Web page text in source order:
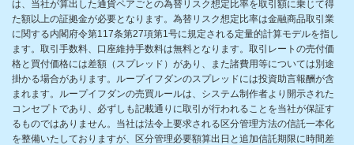
は、当社が算出した通貨ペアごとの為替リスク想定比率を取引額に乗じて得
た額以上の証拠金が必要となります。為替リスク想定比率は金融商品取引業
に関する内閣府令第117条第27項第1号に規定される定量的計算モデルを指し
ます。取引手数料、口座維持手数料は無料となります。取引レートの売付価
格と買付価格には差額（スプレッド）があり、また諸費用等については別途
掛かる場合があります。ループイフダンのスプレッドには投資助言報酬が含
まれます。ループイフダンの売買ルールは、システム制作者より開示された
コンセプトであり、必ずしも記載通りに取引が行われることを当社が保証す
るものではありません。当社は法令上要求される区分管理方法の信託一本化
を整備いたしておりますが、区分管理必要額算出日と追加信託期限に時間差